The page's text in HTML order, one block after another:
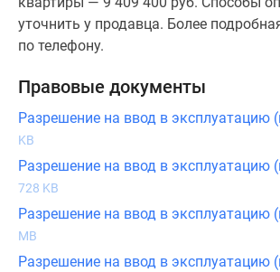
уточнить у продавца. Более
по телефону.
Правовые документы
Разрешение на ввод в эксплуатацию
KB
Разрешение на ввод в эксплуатацию
728 KB
Разрешение на ввод в эксплуатацию
MB
Разрешение на ввод в эксплуатацию